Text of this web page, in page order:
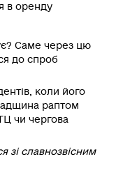
в оренду
? Саме через цю
до спроб
коли його
раптом
чи чергова
зі славнозвісним